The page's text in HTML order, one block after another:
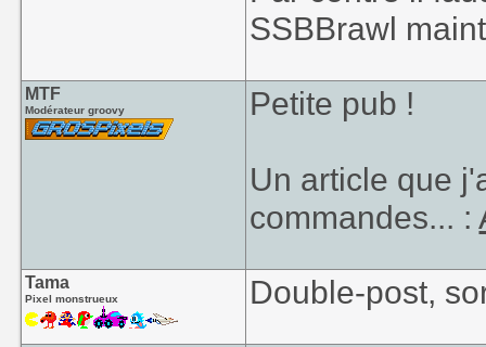
SSBBrawl
MTF
Modérateur groovy Petite pub !
Un article que
commandes... :
Tama
Pixel monstrueux Double-post,